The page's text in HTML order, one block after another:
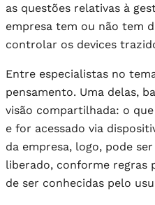
as questões relativas à
empresa tem ou não tem
controlar os devices
Entre especialistas no
pensamento. Uma delas,
visão compartilhada: o
e for acessado via
da empresa, logo, pode
liberado, conforme regras
de ser conhecidas pelo